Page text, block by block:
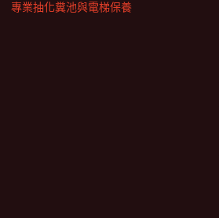
專業抽化糞池與電梯保養